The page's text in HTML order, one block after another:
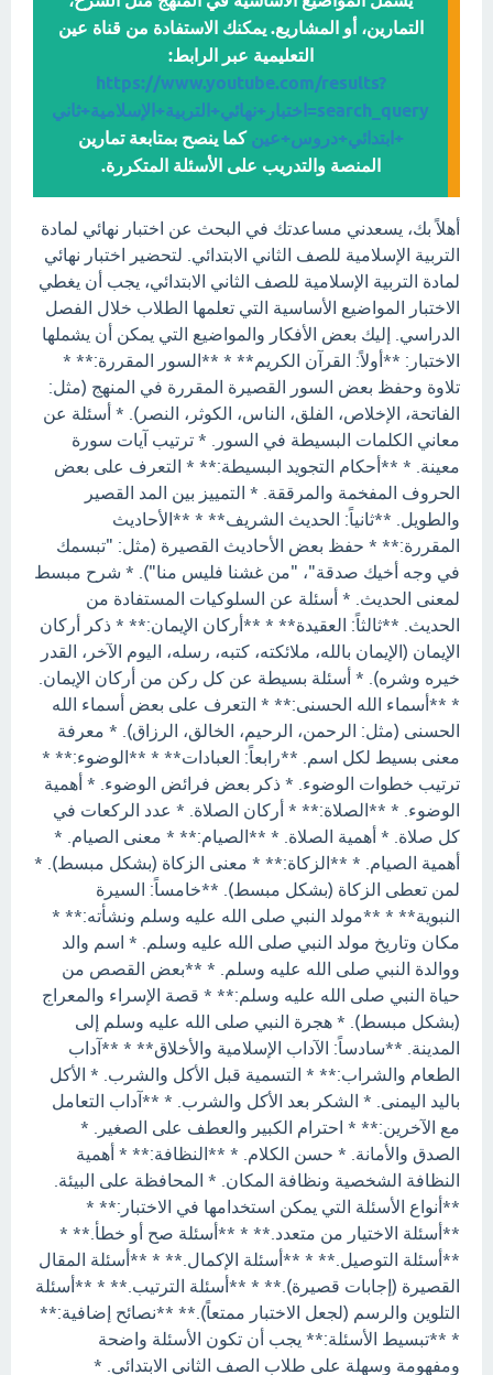
التمارين، أو المشاريع. يمكنك الاستفادة من قناة عين
التعليمية عبر الرابط:
https://www.youtube.com/results?
search_query=اختبار+نهائي+التربية+الإسلامية+ثاني
+ابتدائي+دروس+عين كما ينصح بمتابعة تمارين
المنصة والتدريب على الأسئلة المتكررة.
أهلاً بك، يسعدني مساعدتك في البحث عن اختبار نهائي لمادة
التربية الإسلامية للصف الثاني الابتدائي. لتحضير اختبار نهائي
لمادة التربية الإسلامية للصف الثاني الابتدائي، يجب أن يغطي
الاختبار المواضيع الأساسية التي تعلمها الطلاب خلال الفصل
الدراسي. إليك بعض الأفكار والمواضيع التي يمكن أن يشملها
الاختبار: **أولاً: القرآن الكريم** * **السور المقررة:** *
تلاوة وحفظ بعض السور القصيرة المقررة في المنهج (مثل:
الفاتحة، الإخلاص، الفلق، الناس، الكوثر، النصر). * أسئلة عن
معاني الكلمات البسيطة في السور. * ترتيب آيات سورة
معينة. * **أحكام التجويد البسيطة:** * التعرف على بعض
الحروف المفخمة والمرققة. * التمييز بين المد القصير
والطويل. **ثانياً: الحديث الشريف** * **الأحاديث
المقررة:** * حفظ بعض الأحاديث القصيرة (مثل: "تبسمك
في وجه أخيك صدقة"، "من غشنا فليس منا"). * شرح مبسط
لمعنى الحديث. * أسئلة عن السلوكيات المستفادة من
الحديث. **ثالثاً: العقيدة** * **أركان الإيمان:** * ذكر أركان
الإيمان (الإيمان بالله، ملائكته، كتبه، رسله، اليوم الآخر، القدر
خيره وشره). * أسئلة بسيطة عن كل ركن من أركان الإيمان.
* **أسماء الله الحسنى:** * التعرف على بعض أسماء الله
الحسنى (مثل: الرحمن، الرحيم، الخالق، الرزاق). * معرفة
معنى بسيط لكل اسم. **رابعاً: العبادات** * **الوضوء:** *
ترتيب خطوات الوضوء. * ذكر بعض فرائض الوضوء. * أهمية
الوضوء. * **الصلاة:** * أركان الصلاة. * عدد الركعات في
كل صلاة. * أهمية الصلاة. * **الصيام:** * معنى الصيام. *
أهمية الصيام. * **الزكاة:** * معنى الزكاة (بشكل مبسط). *
لمن تعطى الزكاة (بشكل مبسط). **خامساً: السيرة
النبوية** * **مولد النبي صلى الله عليه وسلم ونشأته:** *
مكان وتاريخ مولد النبي صلى الله عليه وسلم. * اسم والد
ووالدة النبي صلى الله عليه وسلم. * **بعض القصص من
حياة النبي صلى الله عليه وسلم:** * قصة الإسراء والمعراج
(بشكل مبسط). * هجرة النبي صلى الله عليه وسلم إلى
المدينة. **سادساً: الآداب الإسلامية والأخلاق** * **آداب
الطعام والشراب:** * التسمية قبل الأكل والشرب. * الأكل
باليد اليمنى. * الشكر بعد الأكل والشرب. * **آداب التعامل
مع الآخرين:** * احترام الكبير والعطف على الصغير. *
الصدق والأمانة. * حسن الكلام. * **النظافة:** * أهمية
النظافة الشخصية ونظافة المكان. * المحافظة على البيئة.
**أنواع الأسئلة التي يمكن استخدامها في الاختبار:** *
**أسئلة الاختيار من متعدد.** * **أسئلة صح أو خطأ.** *
**أسئلة التوصيل.** * **أسئلة الإكمال.** * **أسئلة المقال
القصيرة (إجابات قصيرة).** * **أسئلة الترتيب.** * **أسئلة
التلوين والرسم (لجعل الاختبار ممتعاً).** **نصائح إضافية:**
* **تبسيط الأسئلة:** يجب أن تكون الأسئلة واضحة
ومفهومة وسهلة على طلاب الصف الثاني الابتدائي. *